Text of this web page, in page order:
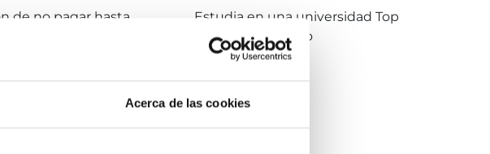
Acerca de las cookies
de no pagar hasta
Estudia en una universidad Top
10 en Reino Unido
conseguir enYork